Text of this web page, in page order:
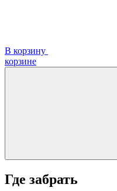
В корзину
корзинe
Где забрать